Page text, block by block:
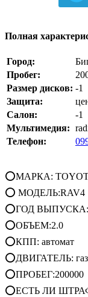
Полная
Город:
Пробег:
Размер дисков: -1
Защита:
Салон:
-1
Мультимедия:
Телефон:
⭕МАРКА:
⭕ МОДЕЛЬ:RAV4
⭕ГОД
⭕ОБЪЕМ:2.0
⭕КПП: автомат
⭕ДВИГАТЕЛЬ:
⭕ПРОБЕГ:200000
⭕ЕСТЬ ЛИ